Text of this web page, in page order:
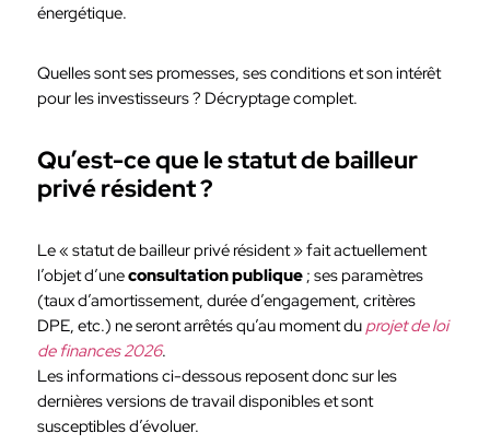
énergétique.
Quelles sont ses promesses, ses conditions et son intérêt
pour les investisseurs ? Décryptage complet.
Qu’est-ce que le statut de bailleur
privé résident ?
Le « statut de bailleur privé résident » fait actuellement
l’objet d’uneconsultation publique; ses paramètres
(taux d’amortissement, durée d’engagement, critères
DPE, etc.) ne seront arrêtés qu’au moment du projet de loi
de finances 2026.
Les informations ci-dessous reposent donc sur les
dernières versions de travail disponibles et sont
susceptibles d’évoluer.